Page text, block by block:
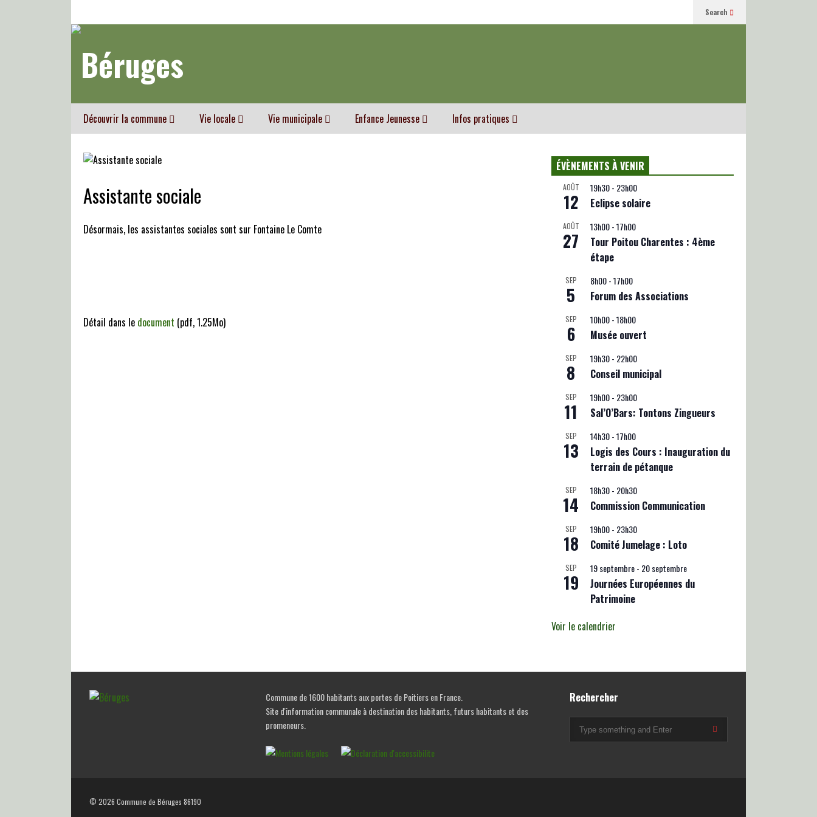
Search
Découvrir la commune Vie locale Vie municipale Enfance Jeunesse Infos pratiques
Assistante sociale
Désormais, les assistantes sociales sont sur Fontaine Le Comte
Détail dans le document (pdf, 1.25Mo)
ÉVÈNEMENTS À VENIR
AOÛT
12
19h30- 23h00
Eclipse solaire
AOÛT
27
13h00-17h00
Tour Poitou Charentes : 4ème
étape
SEP
5
8h00-17h00
Forum des Associations
SEP
6
10h00-18h00
Musée ouvert
SEP
8
19h30- 22h00
Conseil municipal
SEP
11
19h00- 23h00
Sal’O’Bars: Tontons Zingueurs
SEP
13
14h30-17h00
Logis des Cours : Inauguration du
terrain de pétanque
SEP
14
18h30- 20h30
Commission Communication
SEP
18
19h00- 23h30
Comité Jumelage : Loto
SEP
19
19 septembre- 20 septembre
Journées Européennes du
Patrimoine
Voir le calendrier
Commune de 1600 habitants aux portes de Poitiers en France.
Site d'information communale à destination des habitants, futurs habitants et des
promeneurs.
Rechercher
© 2026 Commune de Béruges 86190